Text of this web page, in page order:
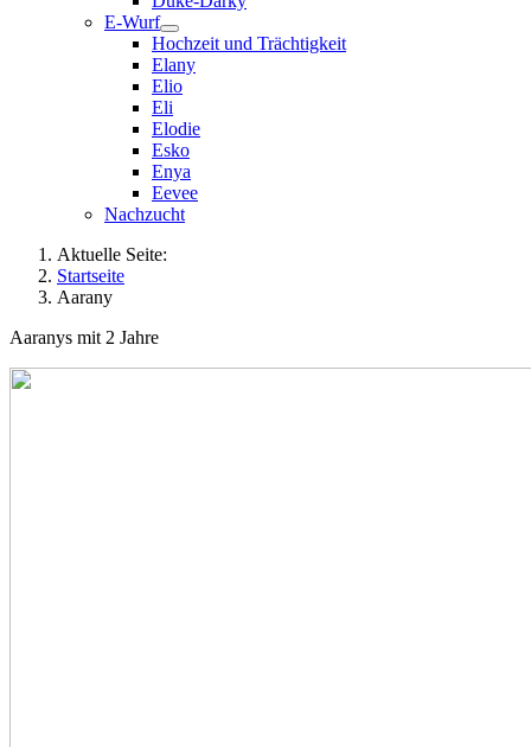
E-Wurf
Hochzeit und Trächtigkeit
Elany
Elio
Eli
Elodie
Esko
Enya
Eevee
Nachzucht
Aktuelle Seite:
Startseite
Aarany
Aaranys mit 2 Jahre